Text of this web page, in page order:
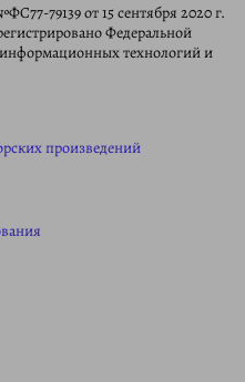
79139 от 15 сентября 2020 г.
Федеральной
технологий и
произведений